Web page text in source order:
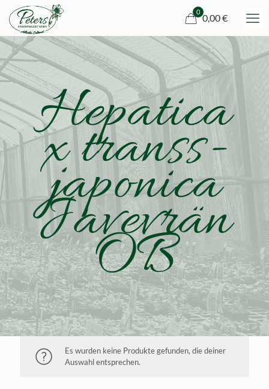
0
0,00 €
Hepatica
x transs-
japonica
Javevrän
OB
Es wurden keine Produkte gefunden, die deiner
Auswahl entsprechen.